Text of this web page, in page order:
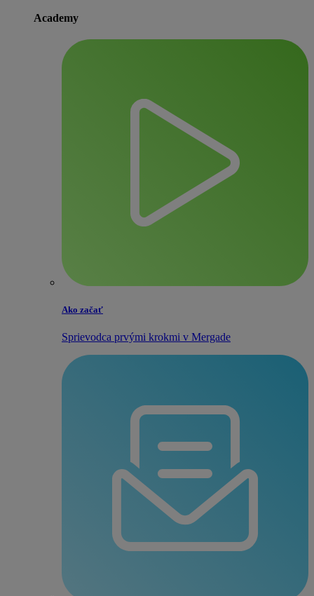
Academy
Ako začať
Sprievodca prvými krokmi v Mergade